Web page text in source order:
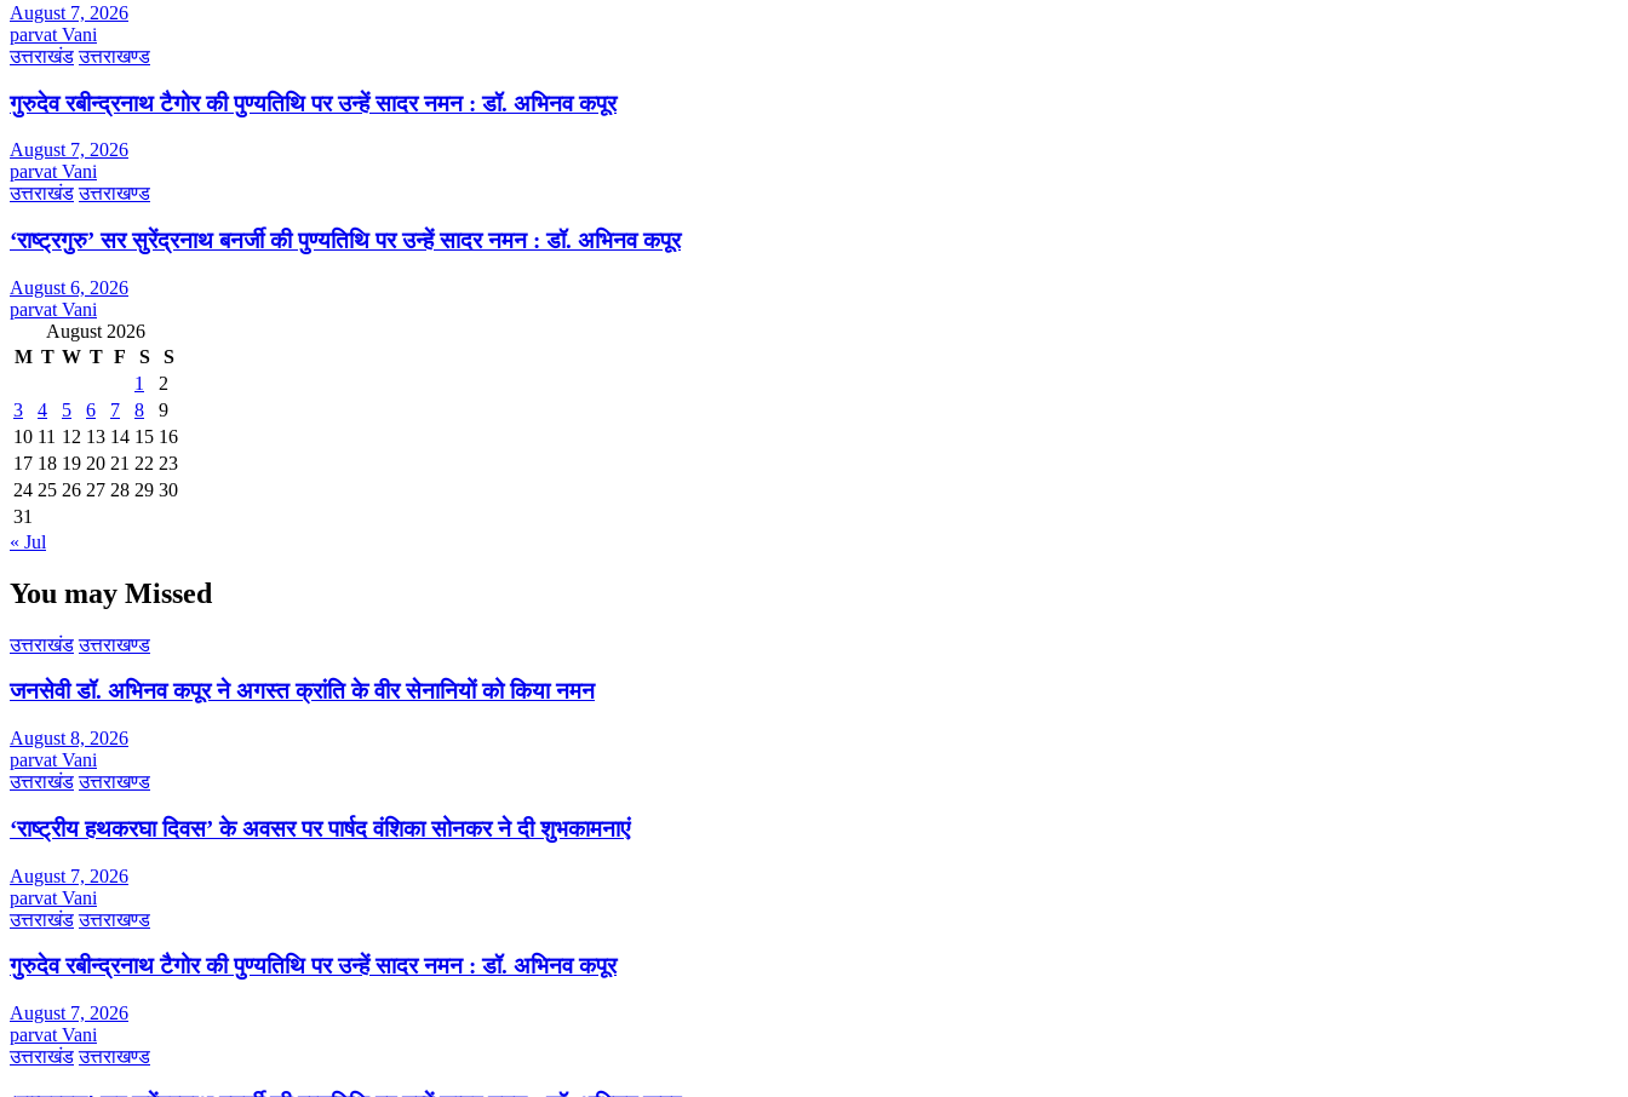
August 7, 2026
parvat Vani
उत्तराखंड उत्तराखण्ड
गुरुदेव रबीन्द्रनाथ टैगोर की पुण्यतिथि पर उन्हें सादर नमन : डॉ. अभिनव कपूर
August 7, 2026
parvat Vani
उत्तराखंड उत्तराखण्ड
‘राष्ट्रगुरु’ सर सुरेंद्रनाथ बनर्जी की पुण्यतिथि पर उन्हें सादर नमन : डॉ. अभिनव कपूर
August 6, 2026
parvat Vani
August 2026
M T W T F S
S
1
2
3
4 5 6 7 8
9
10 11 12 13 14 15 16
17 18 19 20 21 22 23
24 25 26 27 28 29 30
31
« Jul
You may Missed
उत्तराखंड उत्तराखण्ड
जनसेवी डॉ. अभिनव कपूर ने अगस्त क्रांति के वीर सेनानियों को किया नमन
August 8, 2026
parvat Vani
उत्तराखंड उत्तराखण्ड
‘राष्ट्रीय हथकरघा दिवस’ के अवसर पर पार्षद वंशिका सोनकर ने दी शुभकामनाएं
August 7, 2026
parvat Vani
उत्तराखंड उत्तराखण्ड
गुरुदेव रबीन्द्रनाथ टैगोर की पुण्यतिथि पर उन्हें सादर नमन : डॉ. अभिनव कपूर
August 7, 2026
parvat Vani
उत्तराखंड उत्तराखण्ड